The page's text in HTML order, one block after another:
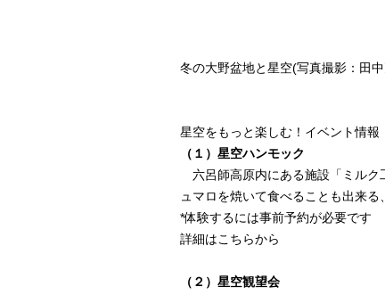
冬の大野盆地と星空(写真撮影：田中
星空をもっと楽しむ！イベント情報
（１）星空ハンモック
六呂師高原内にある施設「ミルク
ュマロを焼いて食べることも出来
*体験するには事前予約が必要です
詳細はこちらから
（２）星空観望会